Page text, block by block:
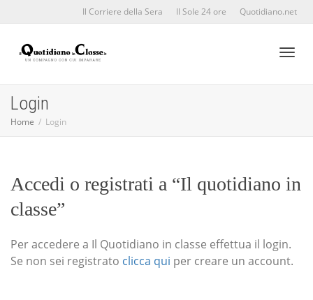
Il Corriere della Sera Il Sole 24 ore Quotidiano.net
Login
Home Login
Accedi o registrati a “Il quotidiano in
classe”
Per accedere a Il Quotidiano in classe effettua il login.
Se non sei registrato clicca qui per creare un account.